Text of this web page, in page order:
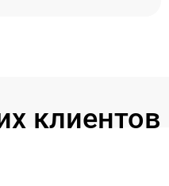
клиентов